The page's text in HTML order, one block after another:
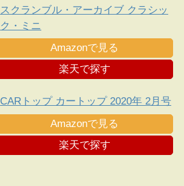
スクランブル・アーカイブ クラシッ
ク・ミニ
Amazonで見る
楽天で探す
CARトップ カートップ 2020年 2月号
Amazonで見る
楽天で探す